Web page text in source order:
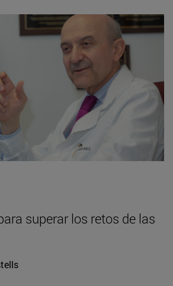
superar los retos de las